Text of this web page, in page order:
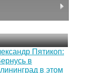
Пятикоп:
в
в этом